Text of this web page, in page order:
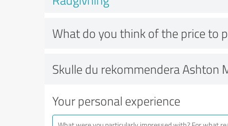
What do you think of the price to
Skulle du rekommendera Ashton
Your personal experience